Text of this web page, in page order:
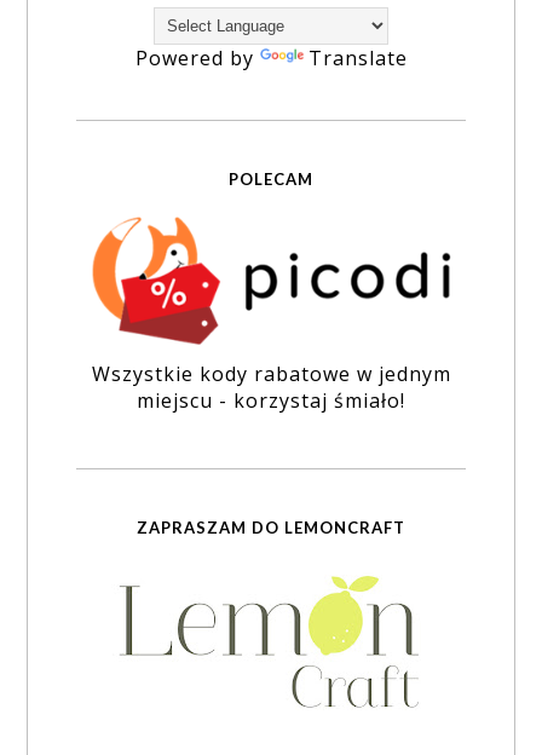
Powered by Translate
POLECAM
Wszystkie kody rabatowe w jednym
miejscu - korzystaj śmiało!
ZAPRASZAM DO LEMONCRAFT